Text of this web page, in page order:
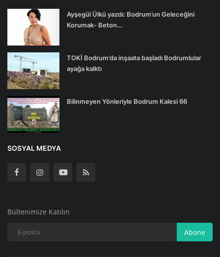
Ayşegül Ülkü yazdı: Bodrum’un Geleceğini
Korumak- Beton...
TOKİ Bodrum’da inşaata başladı Bodrumlular
ayağa kalktı
Bilinmeyen Yönleriyle Bodrum Kalesi 66
SOSYAL MEDYA
Bültenimize Katılın
Abone